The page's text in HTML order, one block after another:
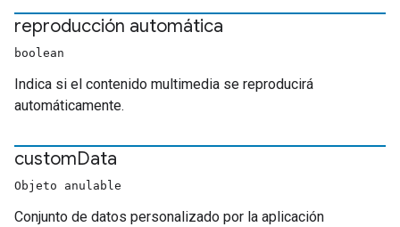
reproducción automática
boolean
Indica si el contenido multimedia se reproducirá
automáticamente.
customData
Objeto anulable
Conjunto de datos personalizado por la aplicación